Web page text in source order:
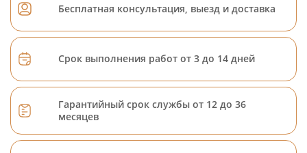
Бесплатная консультация, выезд и доставка
Срок выполнения работ от 3 до 14 дней
Гарантийный срок службы от 12 до 36
месяцев